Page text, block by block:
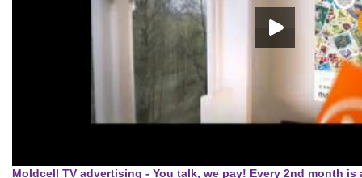
Moldcell TV advertising - You talk, we pay! Every 2nd month